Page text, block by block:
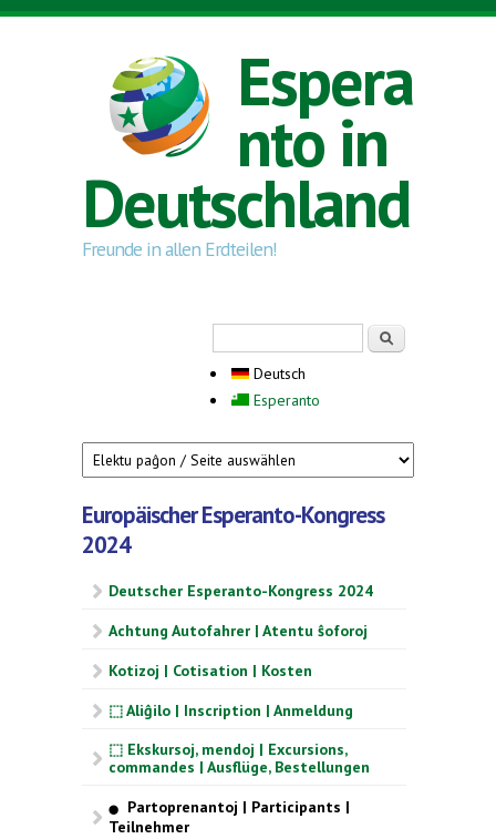
Direkt zum Inhalt
Espera
nto in
Deutschland
Freunde in allen Erdteilen!
Deutsch
Esperanto
Europäischer Esperanto-Kongress
2024
Deutscher Esperanto-Kongress 2024
Achtung Autofahrer | Atentu ŝoforoj
Kotizoj | Cotisation | Kosten
⬚ Aliĝilo | Inscription | Anmeldung
⬚ Ekskursoj, mendoj | Excursions,
commandes | Ausflüge, Bestellungen
⬤
Partoprenantoj | Participants |
Teilnehmer